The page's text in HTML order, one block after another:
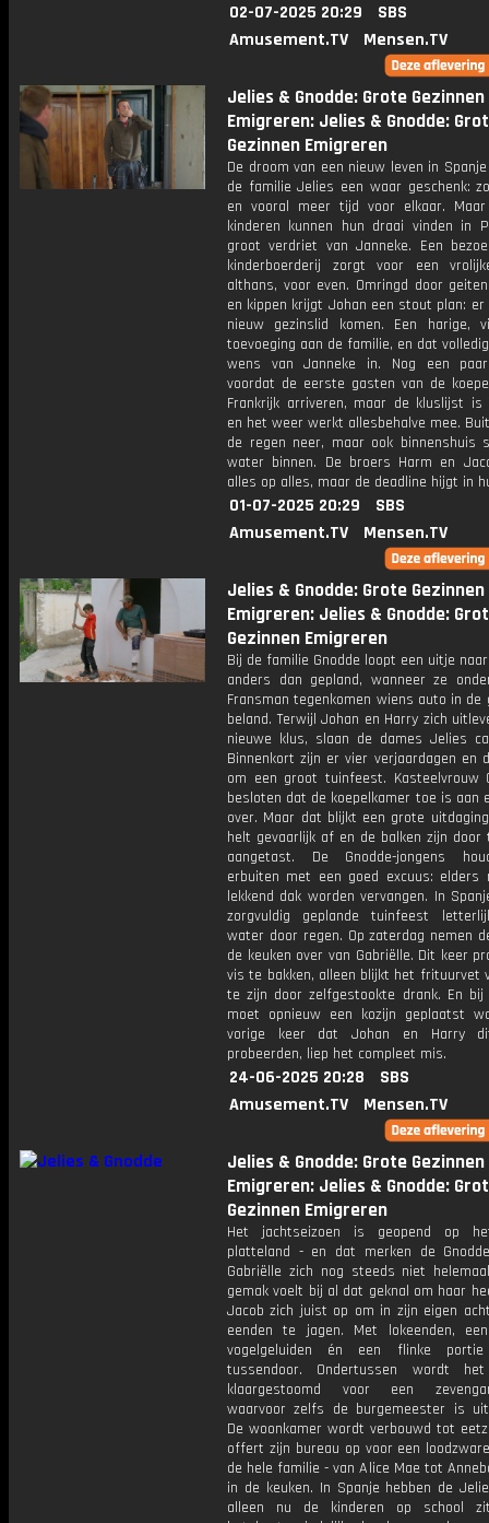
02-07-2025 20:29
SBS
Amusement.TV
Mensen.TV
Jelies & Gnodde: Grote Gezinnen
Emigreren: Jelies & Gnodde:
Gezinnen Emigreren
De droom van een nieuw leven in
de familie Jelies een waar geschenk:
en vooral meer tijd voor elkaar.
kinderen kunnen hun draai vinden in
groot verdriet van Janneke. Een
kinderboerderij zorgt voor een
althans, voor even. Omringd door
en kippen krijgt Johan een stout plan:
nieuw gezinslid komen. Een harige,
toevoeging aan de familie, en dat
wens van Janneke in. Nog een
voordat de eerste gasten van de
Frankrijk arriveren, maar de kluslijst is
en het weer werkt allesbehalve mee.
de regen neer, maar ook binnenshuis
water binnen. De broers Harm en
alles op alles, maar de deadline hijgt in
01-07-2025 20:29
SBS
Amusement.TV
Mensen.TV
Jelies & Gnodde: Grote Gezinnen
Emigreren: Jelies & Gnodde:
Gezinnen Emigreren
Bij de familie Gnodde loopt een uitje
anders dan gepland, wanneer ze
Fransman tegenkomen wiens auto in de
beland. Terwijl Johan en Harry zich
nieuwe klus, slaan de dames Jelies
Binnenkort zijn er vier verjaardagen en
om een groot tuinfeest. Kasteelvrouw
besloten dat de koepelkamer toe is aan
over. Maar dat blijkt een grote
helt gevaarlijk af en de balken zijn door
aangetast. De Gnodde-jongens
erbuiten met een goed excuus: elders
lekkend dak worden vervangen. In
zorgvuldig geplande tuinfeest
water door regen. Op zaterdag nemen
de keuken over van Gabriëlle. Dit keer
vis te bakken, alleen blijkt het frituurvet
te zijn door zelfgestookte drank. En
moet opnieuw een kozijn geplaatst
vorige keer dat Johan en Harry
probeerden, liep het compleet mis.
24-06-2025 20:28
SBS
Amusement.TV
Mensen.TV
Jelies & Gnodde: Grote Gezinnen
Emigreren: Jelies & Gnodde:
Gezinnen Emigreren
Het jachtseizoen is geopend op
platteland - en dat merken de
Gabriëlle zich nog steeds niet
gemak voelt bij al dat geknal om haar
Jacob zich juist op om in zijn eigen
eenden te jagen. Met lokeenden,
vogelgeluiden én een flinke portie
tussendoor. Ondertussen wordt
klaargestoomd voor een
waarvoor zelfs de burgemeester is
De woonkamer wordt verbouwd tot
offert zijn bureau op voor een
de hele familie - van Alice Mae tot
in de keuken. In Spanje hebben de
alleen nu de kinderen op school